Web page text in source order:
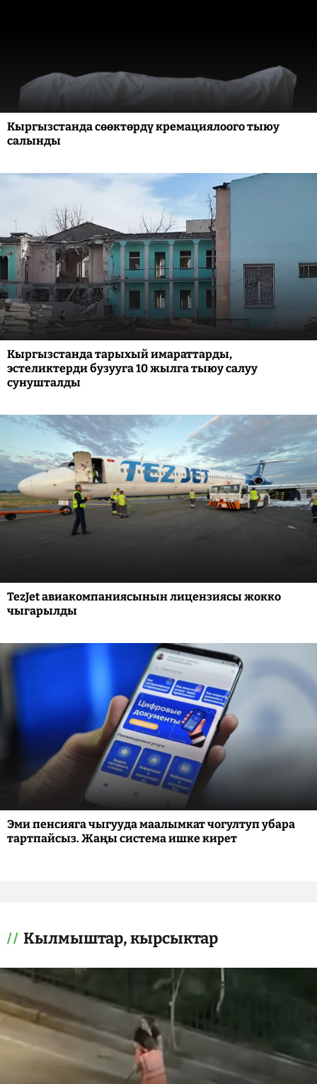
Кыргызстанда сөөктөрдү кремациялоого тыюу
салынды
Кыргызстанда тарыхый имараттарды,
эстеликтерди бузууга 10 жылга тыюу салуу
сунушталды
TezJet авиакомпаниясынын лицензиясы жокко
чыгарылды
Эми пенсияга чыгууда маалымкат чогултуп убара
тартпайсыз. Жаңы система ишке кирет
Кылмыштар, кырсыктар